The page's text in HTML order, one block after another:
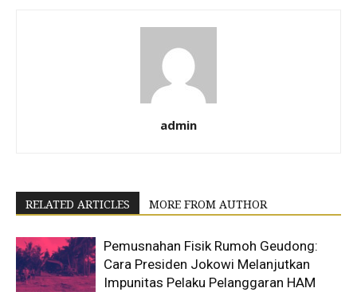
admin
RELATED ARTICLES MORE FROM AUTHOR
Pemusnahan Fisik Rumoh Geudong:
Cara Presiden Jokowi Melanjutkan
Impunitas Pelaku Pelanggaran HAM